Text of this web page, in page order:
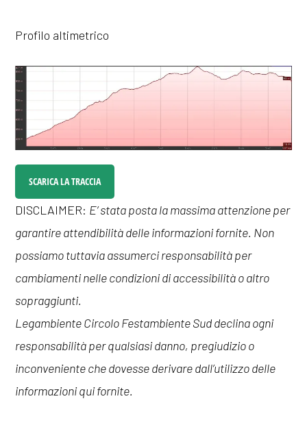
Profilo altimetrico
SCARICA LA TRACCIA
DISCLAIMER: E’ stata posta la massima attenzione per
garantire attendibilità delle informazioni fornite. Non
possiamo tuttavia assumerci responsabilità per
cambiamenti nelle condizioni di accessibilità o altro
sopraggiunti.
Legambiente Circolo Festambiente Sud declina ogni
responsabilità per qualsiasi danno, pregiudizio o
inconveniente che dovesse derivare dall’utilizzo delle
informazioni qui fornite.